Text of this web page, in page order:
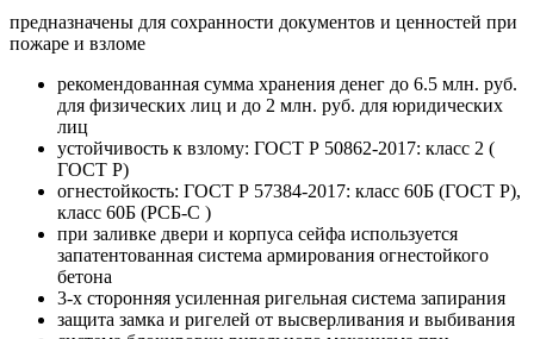
предназначены для сохранности документов и ценностей при
пожаре и взломе
рекомендованная сумма хранения денег до 6.5 млн. руб.
для физических лиц и до 2 млн. руб. для юридических
лиц
устойчивость к взлому: ГОСТ Р 50862-2017: класс 2 (
ГОСТ Р)
огнестойкость: ГОСТ Р 57384-2017: класс 60Б (ГОСТ Р),
класс 60Б (РСБ-С )
при заливке двери и корпуса сейфа используется
запатентованная система армирования огнестойкого
бетона
3-х сторонняя усиленная ригельная система запирания
защита замка и ригелей от высверливания и выбивания